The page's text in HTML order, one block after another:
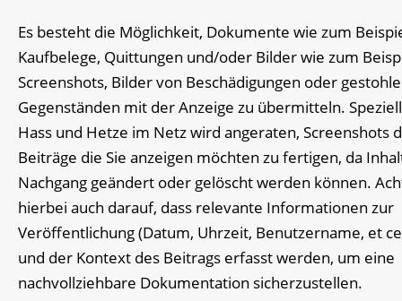
Es besteht die Möglichkeit, Dokumente wie zum
Kaufbelege, Quittungen und/oder Bilder wie zum
Screenshots, Bilder von Beschädigungen oder
Gegenständen mit der Anzeige zu übermitteln.
Hass und Hetze im Netz wird angeraten, Screenshots
Beiträge die Sie anzeigen möchten zu fertigen, da
Nachgang geändert oder gelöscht werden können.
hierbei auch darauf, dass relevante Informationen zur
Veröffentlichung (Datum, Uhrzeit, Benutzername, et
und der Kontext des Beitrags erfasst werden, um eine
nachvollziehbare Dokumentation sicherzustellen.